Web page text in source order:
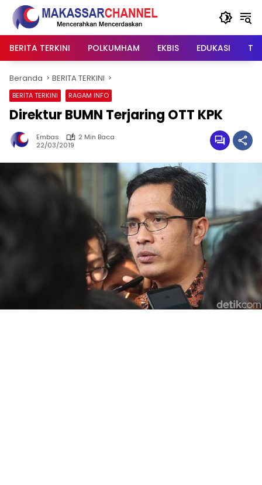
Langsung
konten
BERITA TERKINI
POLKUMHAM EKBIS EDUKASI
Beranda BERITA TERKINI
BERITA TERKINI RAGAM INFO
Direktur BUMN Terjaring OTT KPK
Embas
2 Min Baca
22/03/2019